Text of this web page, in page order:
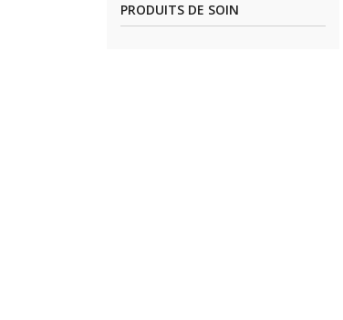
PRODUITS DE SOIN